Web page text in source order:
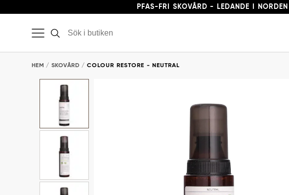
PFAS-FRI SKOVÅRD - LEDANDE I NORDEN
HEM SKOVÅRD COLOUR RESTORE - NEUTRAL